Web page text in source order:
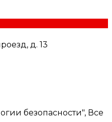
д. 13
безопасности", Все